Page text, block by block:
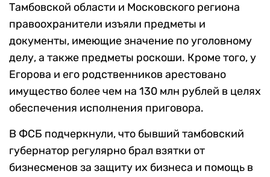
Тамбовской области и Московского региона
правоохранители изъяли предметы и
документы, имеющие значение по уголовному
делу, а также предметы роскоши. Кроме того, у
Егорова и его родственников арестовано
имущество более чем на 130 млн рублей в целях
обеспечения исполнения приговора.
В ФСБ подчеркнули, что бывший тамбовский
губернатор регулярно брал взятки от
бизнесменов за защиту их бизнеса и помощь в